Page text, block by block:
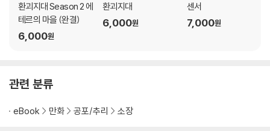
환괴지대 Season 2 에
테르의 마을 (완결)
6,000원
환괴지대
6,000원
센서
7,000원
관련 분류
eBook 만화 공포/추리 소장